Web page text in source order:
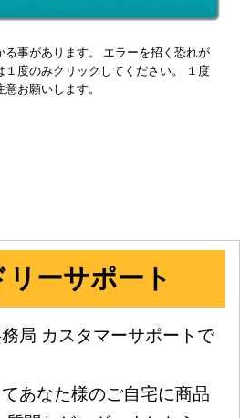
事があります。 エラーを招く恐れが
１度のみクリックしてください。 １度
お願いします。
リーサポート
局 カスタマーサポートで
あなた様のご自宅に商品